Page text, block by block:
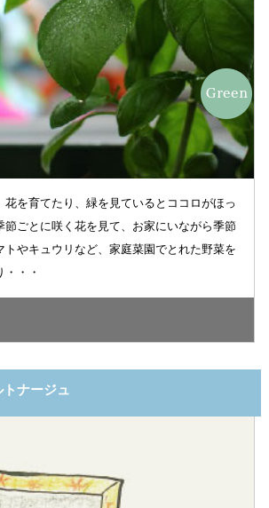
花を育てたり、緑を見ているとココロがほっ
節ごとに咲く花を見て、お家にいながら季節
トやキュウリなど、家庭菜園でとれた野菜を
・・
トナージュ